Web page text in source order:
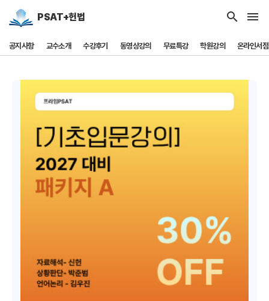
PSAT+헌법 search menu
공지사항 교수소개 수강후기 동영상강의 무료특강 학원강의 온라인서점